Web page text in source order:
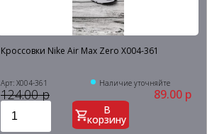
Кроссовки Nike Air Max Zero X004-361
Арт: X004-361 Наличие уточняйте
124.00 р 89.00 р
В
корзину